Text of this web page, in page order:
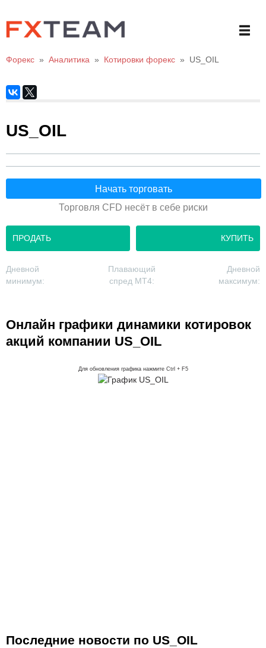
Форекс » Аналитика » Котировки форекс » US_OIL
US_OIL
Начать торговать
Торговля CFD несёт в себе риски
ПРОДАТЬ КУПИТЬ
Дневной
минимум:
Плавающий
спред MT4:
Дневной
максимум:
Онлайн графики динамики котировок
акций компании US_OIL
Для обновления графика нажмите Ctrl + F5
Последние новости по US_OIL